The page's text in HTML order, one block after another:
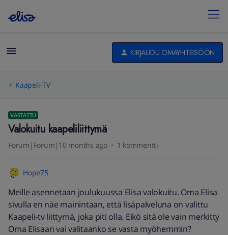
KIRJAUDU OMAYHTEISÖÖN
Kaapeli-TV
VASTATTU
Valokuitu kaapeliliittymä
Forum|Forum|10 months ago 1 kommentti
Hope75
Meille asennetaan joulukuussa Elisa valokuitu. Oma Elisa
sivulla en näe mainintaan, että lisäpalveluna on valittu
Kaapeli-tv liittymä, joka piti olla. Eikö sitä ole vain merkitty
Oma Elisaan vai valitaanko se vasta myöhemmin?